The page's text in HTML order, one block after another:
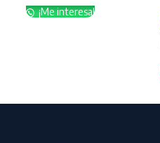
¡Me interesa!